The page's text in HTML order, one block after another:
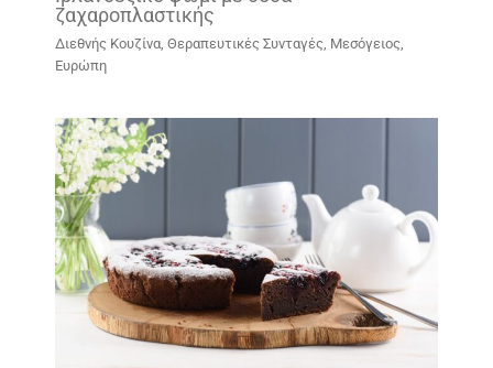
ζαχαροπλαστικής
Διεθνής Κουζίνα, Θεραπευτικές Συνταγές, Μεσόγειος,
Ευρώπη